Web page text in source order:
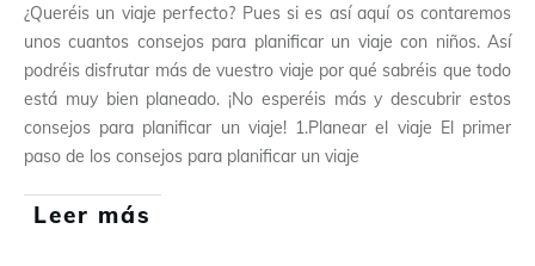
¿Queréis un viaje perfecto? Pues si es así aquí os contaremos
unos cuantos consejos para planificar un viaje con niños. Así
podréis disfrutar más de vuestro viaje por qué sabréis que todo
está muy bien planeado. ¡No esperéis más y descubrir estos
consejos para planificar un viaje! 1.Planear el viaje El primer
paso de los consejos para planificar un viaje
Leer más